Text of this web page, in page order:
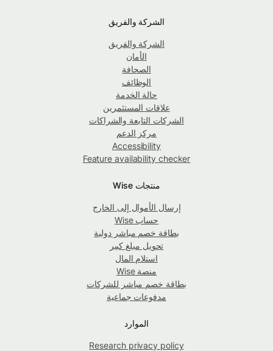
الشركة والفريق
الشركة والفريق
الأمان
الصحافة
الوظائف
حالة الخدمة
علاقات المستثمرين
الشركات التابعة والشراكات
مركز الدعم
Accessibility
Feature availability checker
منتجات Wise
إرسال الأموال إلى الخارج
حساب Wise
بطاقة خصم مباشر دولية
تحويل مبلغ كبير
استلام المال
منصة Wise
بطاقة خصم مباشر للشركات
مدفوعات جماعية
الموارد
Research privacy policy